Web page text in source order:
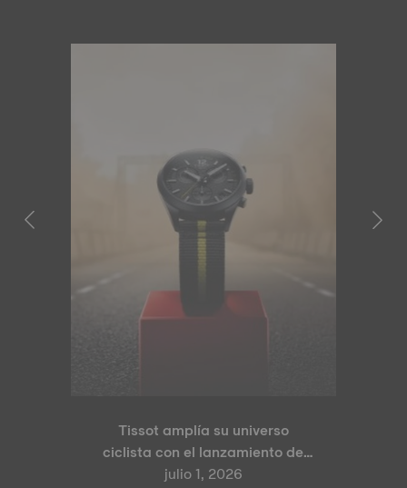
Tissot amplía su universo
ciclista con el lanzamiento de
los modelos PR 100 Tour dejulio 1, 2026